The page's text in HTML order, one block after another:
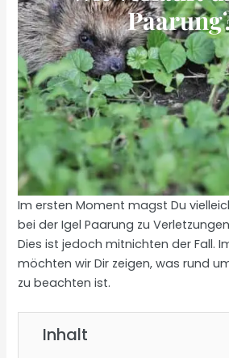
Im ersten Moment magst Du
bei der Igel Paarung zu
Dies ist jedoch mitnichten der Fall.
möchten wir Dir zeigen, was rund
zu beachten ist.
Inhalt